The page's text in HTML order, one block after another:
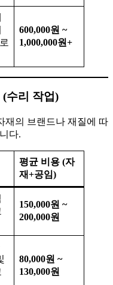
600,000원 ~
1,000,000원+
수리 작업)
재의 브랜드나 재질에 따
다.
평균 비용 (자
재+공임)
150,000원 ~
200,000원
80,000원 ~
130,000원